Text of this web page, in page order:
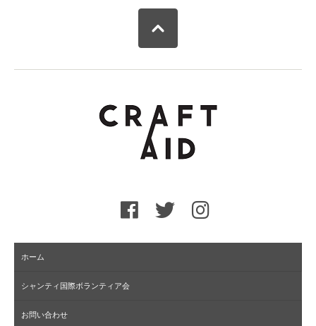
ホーム
シャンティ国際ボランティア会
お問い合わせ